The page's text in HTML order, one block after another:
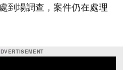
到場調查，案件仍在處理